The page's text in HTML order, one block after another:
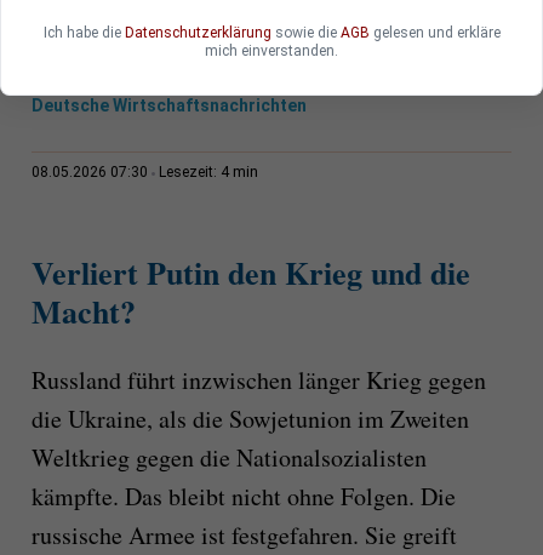
Deutsche Wirtschaftsnachrichten
08.05.2026 07:30 Lesezeit: 4 min
Verliert Putin den Krieg und die
Macht?
Russland führt inzwischen länger Krieg gegen
die Ukraine, als die Sowjetunion im Zweiten
Weltkrieg gegen die Nationalsozialisten
kämpfte. Das bleibt nicht ohne Folgen. Die
russische Armee ist festgefahren. Sie greift
Ich habe die Datenschutzerklärung sowie die AGB gelesen und erkläre
mich einverstanden.